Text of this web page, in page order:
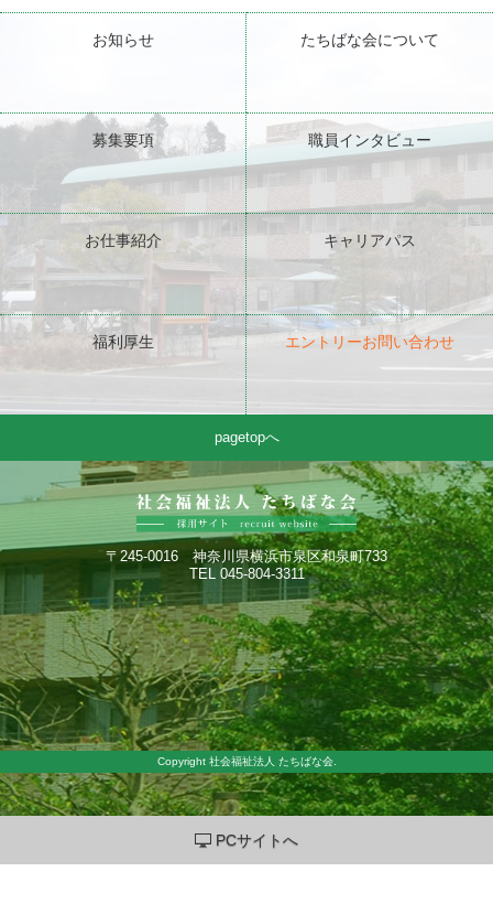
お知らせ たちばな会について
募集要項 職員インタビュー
お仕事紹介 キャリアパス
福利厚生 エントリーお問い合わせ
pagetopへ
〒245-0016 神奈川県横浜市泉区和泉町733
TEL 045-804-3311
Copyright 社会福祉法人 たちばな会.
PCサイトへ